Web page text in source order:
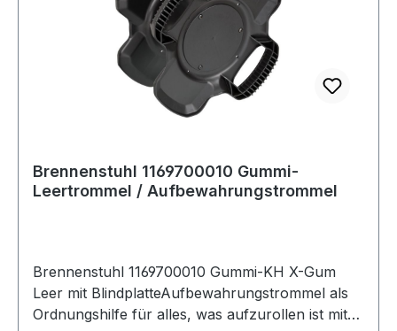
Brennenstuhl 1169700010 Gummi-
Leertrommel / Aufbewahrungstrommel
Brennenstuhl 1169700010 Gummi-KH X-Gum
Leer mit BlindplatteAufbewahrungstrommel als
Ordnungshilfe für alles, was aufzurollen ist mit